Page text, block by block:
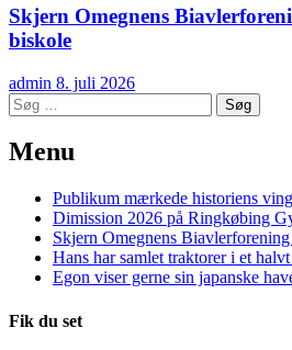
Skjern Omegnens
biskole
admin 8. juli 2026
Søg
efter:
Menu
Publikum mærkede historiens
Dimission 2026 på Ringkøbing
Skjern Omegnens
Hans har samlet traktorer i et
Egon viser gerne sin japanske
Fik du set